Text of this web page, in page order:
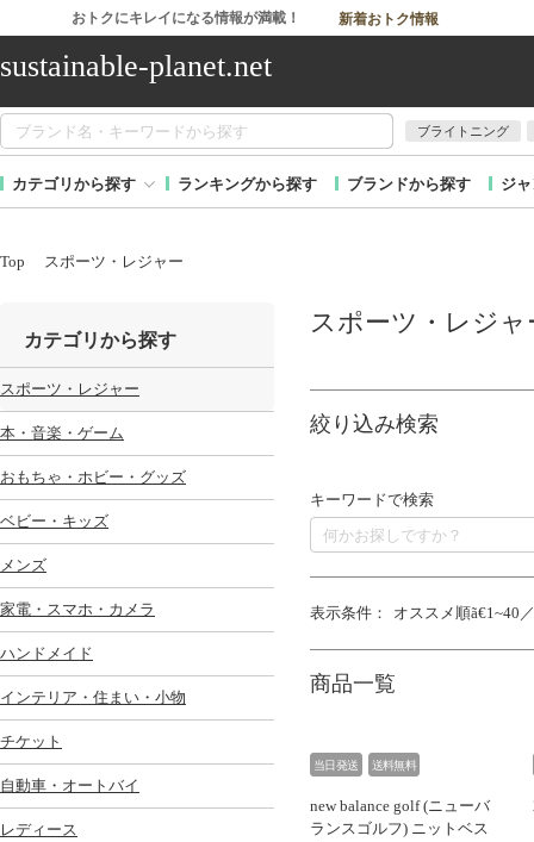
おトクにキレイになる情報が満載！ 新着おトク情報
sustainable-planet.net
ブライトニング
カテゴリから探す ランキングから探す ブランドから探す ジ
Top スポーツ・レジャー
スポーツ・レジ
絞り込み検索
キーワードで検索
表示条件： オススメ順 1~40
商品一覧
当日発送 送料無料
new balance golf (ニューバ
ランスゴルフ) ニットベス
カテゴリから探す
スポーツ・レジャー
本・音楽・ゲーム
おもちゃ・ホビー・グッズ
ベビー・キッズ
メンズ
家電・スマホ・カメラ
ハンドメイド
インテリア・住まい・小物
チケット
自動車・オートバイ
レディース